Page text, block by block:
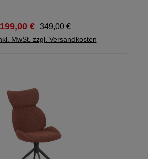
geliefert
199,00 € 349,00 €
MwSt. zzgl. Versandkosten